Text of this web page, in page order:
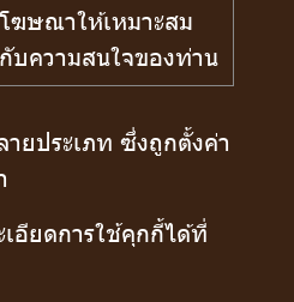
โฆษณาให้เหมาะสม
กับความสนใจของท่าน
ยประเภท ซึ่งถูกตั้งค่า
อียดการใช้คุกกี้ได้ที่